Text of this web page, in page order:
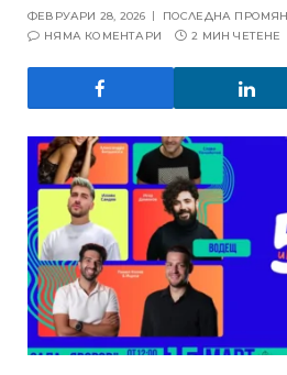
ФЕВРУАРИ 28, 2026 ПОСЛЕДНА
НЯМА КОМЕНТАРИ
2 МИН ЧЕТЕНЕ